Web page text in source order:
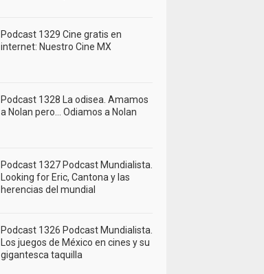
Podcast 1329 Cine gratis en
internet: Nuestro Cine MX
Podcast 1328 La odisea. Amamos
a Nolan pero… Odiamos a Nolan
Podcast 1327 Podcast Mundialista.
Looking for Eric, Cantona y las
herencias del mundial
Podcast 1326 Podcast Mundialista.
Los juegos de México en cines y su
gigantesca taquilla